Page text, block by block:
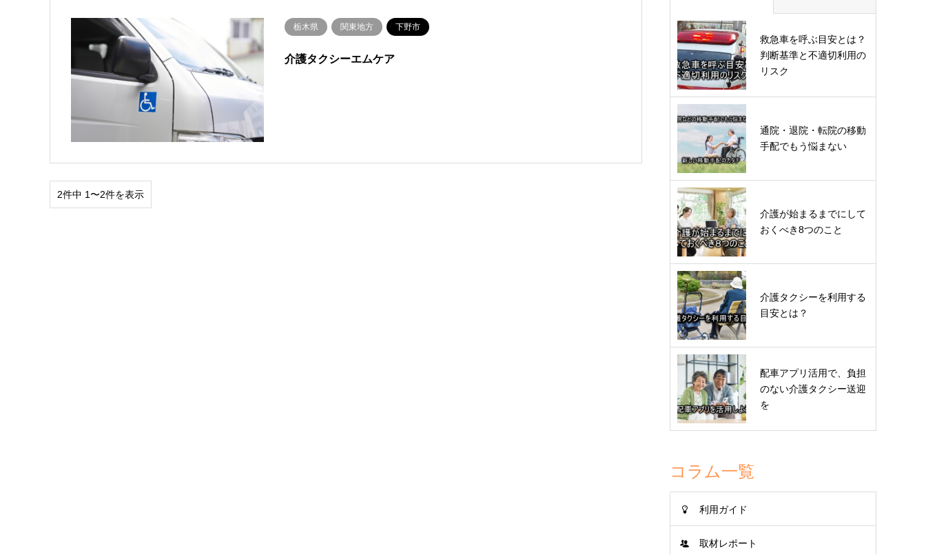
栃木県 関東地方 下野市
介護タクシーエムケア
2件中 1〜2件を表示
救急車を呼ぶ目安とは？
判断基準と不適切利用の
リスク
通院・退院・転院の移動
手配でもう悩まない
介護が始まるまでにして
おくべき8つのこと
介護タクシーを利用する
目安とは？
配車アプリ活用で、負担
のない介護タクシー送迎
を
コラム一覧
利用ガイド
取材レポート